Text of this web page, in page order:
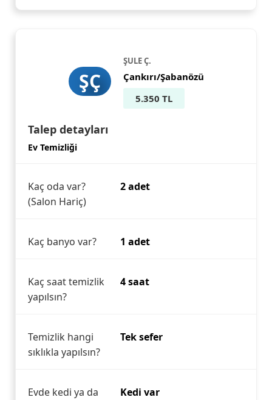
ŞÇ
ŞULE Ç.
Çankırı/Şabanözü
5.350 TL
Talep detayları
Ev Temizliği
Kaç oda var?
(Salon Hariç)
2 adet
Kaç banyo var? 1 adet
Kaç saat temizlik
yapılsın?
4 saat
Temizlik hangi
sıklıkla yapılsın?
Tek sefer
Evde kedi ya da
Kedi var